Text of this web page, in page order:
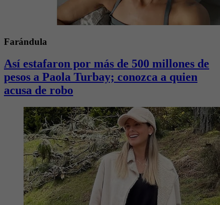
Farándula
Así estafaron por más de 500 millones de
pesos a Paola Turbay; conozca a quien
acusa de robo